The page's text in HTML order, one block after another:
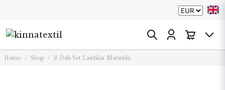
Home Shop 2-Dels Set Lastbilar Marinblå